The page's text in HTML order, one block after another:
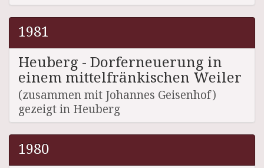
1981
Heuberg - Dorferneuerung in
einem mittelfränkischen Weiler
(zusammen mit Johannes Geisenhof)
gezeigt in Heuberg
1980